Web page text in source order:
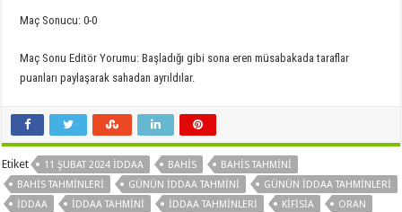
Maç Sonucu: 0-0
Maç Sonu Editör Yorumu: Başladığı gibi sona eren müsabakada taraflar
puanları paylaşarak sahadan ayrıldılar.
Etiket 11 ŞUBAT 2024 İDDAA BAHIS
BAHIS TAHMINI
BAHIS TAHMINLERI
GÜNÜN IDDAA TAHMINI
GÜNÜN IDDAA TAHMINLERI
IDDAA
IDDAA TAHMINI IDDAA TAHMINLERI KIFISIA
ORAN